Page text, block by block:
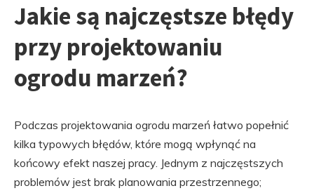
Jakie są najczęstsze błędy
przy projektowaniu
ogrodu marzeń?
Podczas projektowania ogrodu marzeń łatwo popełnić
kilka typowych błędów, które mogą wpłynąć na
końcowy efekt naszej pracy. Jednym z najczęstszych
problemów jest brak planowania przestrzennego;